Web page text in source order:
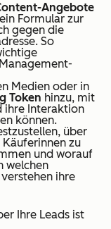
Angebote
Formular zur
gegen die
So
Medien oder in
Token hinzu, mit
ihre Interaktion
können.
über
zu
und worauf
welchen
ihre
Ihre Leads ist